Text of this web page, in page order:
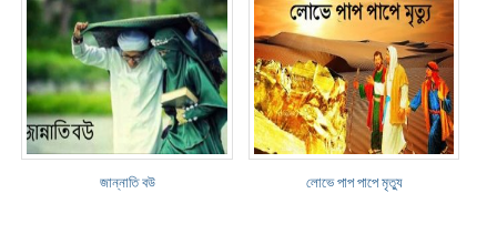
জান্নাতি বউ লোভে পাপ পাপে মৃত্যু